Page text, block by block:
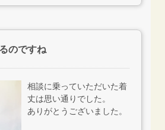
のですね
相談に乗っていただいた着
丈は思い通りでした。
ありがとうございました。